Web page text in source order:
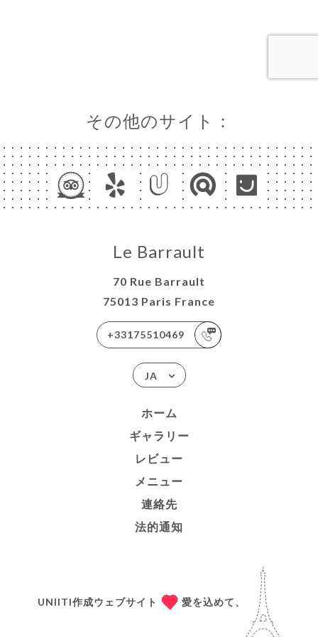
その他のサイト：
Le Barrault
70 Rue Barrault
75013 Paris France
+33175510469
JA
ホーム
ギャラリー
レビュー
メニュー
連絡先
法的通知
UNIITI作成ウェブサイト 愛を込めて、